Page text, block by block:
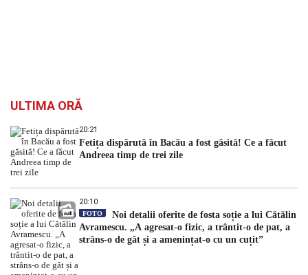
ULTIMA ORĂ
20:21
Fetița dispărută în Bacău a fost găsită! Ce a făcut
Andreea timp de trei zile
20:10
FOTO
Noi detalii oferite de fosta soție a lui Cătălin
Avramescu. „A agresat-o fizic, a trântit-o de pat, a
strâns-o de gât și a amenințat-o cu un cuțit”